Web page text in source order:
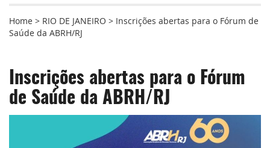
Home > RIO DE JANEIRO > Inscrições abertas para o Fórum de
Saúde da ABRH/RJ
Inscrições abertas para o Fórum
de Saúde da ABRH/RJ